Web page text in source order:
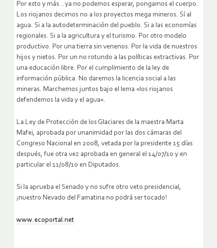
Por esto y más…ya no podemos esperar, pongamos el cuerpo.
Los riojanos decimos no a los proyectos mega mineros. Sí al
agua. Si a la autodeterminación del pueblo. Si a las economías
regionales. Si a la agricultura y el turismo. Por otro modelo
productivo. Por una tierra sin venenos. Por la vida de nuestros
hijos y nietos. Por un no rotundo a las políticas extractivas. Por
una educación libre. Por el cumplimiento de la ley de
información pública. No daremos la licencia social a las
mineras. Marchemos juntos bajo el lema «los riojanos
defendemos la vida y el agua».
La Ley de Protección de los Glaciares de la maestra Marta
Mafei, aprobada por unanimidad por las dos cámaras del
Congreso Nacional en 2008, vetada por la presidente 15 días
después, fue otra vez aprobada en general el 14/07/10 y en
particular el 11/08/10 en Diputados.
Si la aprueba el Senado y no sufre otro veto presidencial,
¡nuestro Nevado del Famatina no podrá ser tocado!
www.ecoportal.net